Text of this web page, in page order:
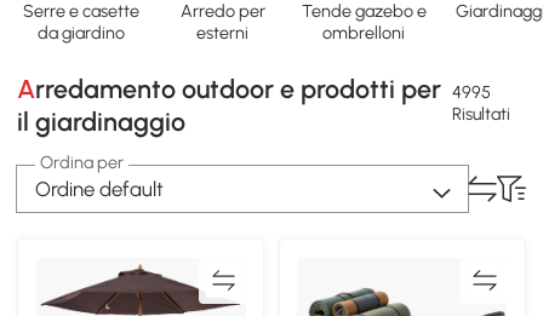
Serre e casette
da giardino
Arredo per
esterni
Tende gazebo e
ombrelloni
Arredamento outdoor e prodotti per
il giardinaggio
4995
Risultati
Ordina per
Ordine default